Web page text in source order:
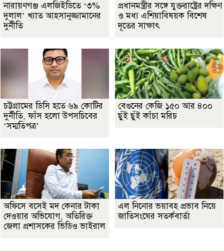
নারায়ণগঞ্জ এলজিইডিতে ‘৩%
দুলাল’ খ্যাত আহসানুজ্জামানের
দুর্নীতি
প্রধানমন্ত্রীর সঙ্গে যুক্তরাষ্ট্রের দক্ষিণ
ও মধ্য এশিয়াবিষয়ক বিশেষ
দূতের সাক্ষাৎ
চট্টগ্রামের ডিসি হতে ৬৯ কোটির
দুর্নীতি, ফাঁস হলো উপসচিবের
‘সম্মতিপত্র’
বেগুনের কেজি ১৫০ আর ৪০০
ছুঁই ছুঁই কাঁচা মরিচ
অফিসে বসেই মদ কেনার টাকা
দেওয়ার অভিযোগ, অতিরিক্ত
জেলা প্রশাসকের ভিডিও ভাইরাল
এল নিনোর ভয়াবহ প্রভাব নিয়ে
জাতিসংঘের সতর্কবার্তা